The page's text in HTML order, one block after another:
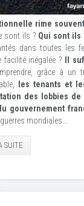
rime
sont ils ? Qui sont ils
dans toutes les
facilité inégalée ?
Il
grâce à un
les tenants et
des lobbies
gouvernement
mondiales...
SUITE